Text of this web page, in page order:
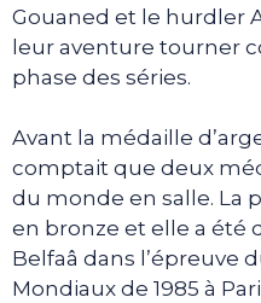
Gouaned et le hurdler
leur aventure tourner
phase des séries.
Avant la médaille
comptait que deux
du monde en salle. La
en bronze et elle a été
Belfaâ dans l’épreuve
Mondiaux de 1985 à